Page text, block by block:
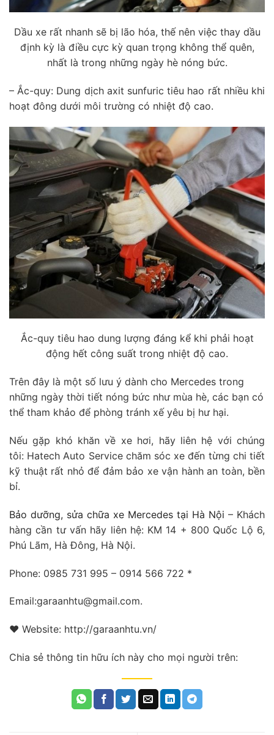
Dầu xe rất nhanh sẽ bị lão hóa, thế nên việc thay dầu
định kỳ là điều cực kỳ quan trọng không thể quên,
nhất là trong những ngày hè nóng bức.
– Ắc-quy: Dung dịch axit sunfuric tiêu hao rất nhiều khi
hoạt đông dưới môi trường có nhiệt độ cao.
Ắc-quy tiêu hao dung lượng đáng kể khi phải hoạt
động hết công suất trong nhiệt độ cao.
Trên đây là một số lưu ý dành cho Mercedes trong
những ngày thời tiết nóng bức như mùa hè, các bạn có
thể tham khảo để phòng tránh xế yêu bị hư hại.
Nếu gặp khó khăn về xe hơi, hãy liên hệ với chúng
tôi: Hatech Auto Service chăm sóc xe đến từng chi tiết
kỹ thuật rất nhỏ để đảm bảo xe vận hành an toàn, bền
bỉ.
Bảo dưỡng, sửa chữa xe Mercedes tại Hà Nội – Khách
hàng cần tư vấn hãy liên hệ: KM 14 + 800 Quốc Lộ 6,
Phú Lãm, Hà Đông, Hà Nội.
Phone: 0985 731 995 – 0914 566 722 *
Email:garaanhtu@gmail.com.
❤ Website: http://garaanhtu.vn/
Chia sẻ thông tin hữu ích này cho mọi người trên: